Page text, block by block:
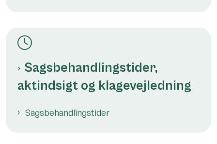
Sagsbehandlingstider,
aktindsigt og klagevejledning
Sagsbehandlingstider